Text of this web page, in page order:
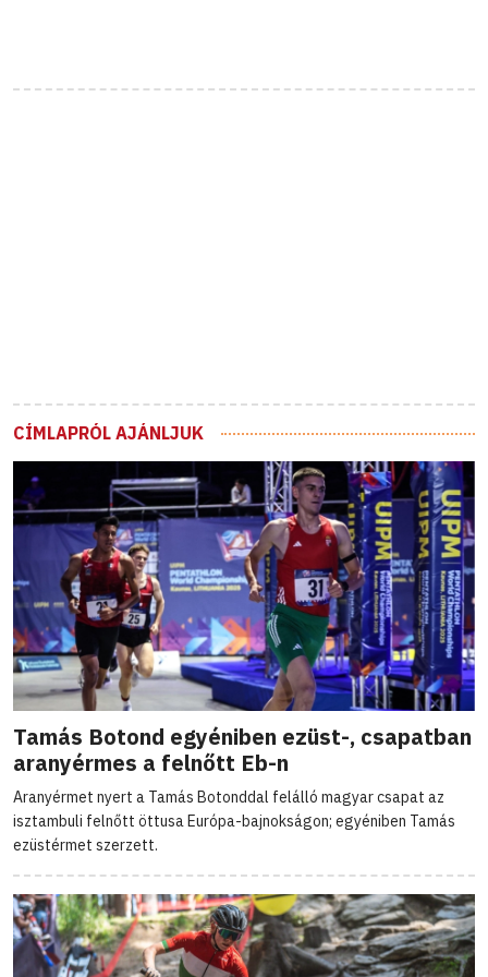
CÍMLAPRÓL AJÁNLJUK
Tamás Botond egyéniben ezüst-, csapatban
aranyérmes a felnőtt Eb-n
Aranyérmet nyert a Tamás Botonddal felálló magyar csapat az
isztambuli felnőtt öttusa Európa-bajnokságon; egyéniben Tamás
ezüstérmet szerzett.